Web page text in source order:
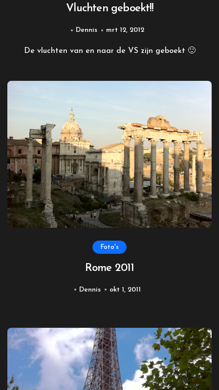
Vluchten geboekt!!
Dennis mrt 12, 2012
De vluchten van en naar de VS zijn geboekt 🙂
Foto's
Rome 2011
Dennis okt 1, 2011